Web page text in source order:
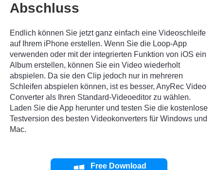
Abschluss
Endlich können Sie jetzt ganz einfach eine Videoschleife
auf Ihrem iPhone erstellen. Wenn Sie die Loop-App
verwenden oder mit der integrierten Funktion von iOS ein
Album erstellen, können Sie ein Video wiederholt
abspielen. Da sie den Clip jedoch nur in mehreren
Schleifen abspielen können, ist es besser, AnyRec Video
Converter als Ihren Standard-Videoeditor zu wählen.
Laden Sie die App herunter und testen Sie die kostenlose
Testversion des besten Videokonverters für Windows und
Mac.
Free Download